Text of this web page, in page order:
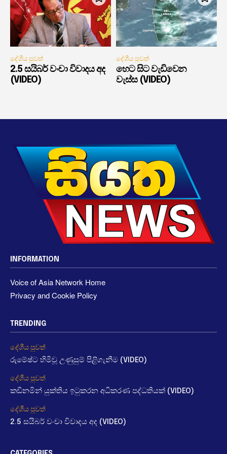
දේශීය පුවත්
2.5 සයිබර් වංචා විවාදය අද
(VIDEO)
දේශීය පුවත්
හෙට සිට වැඩිවෙන
වැස්ස (VIDEO)
INFORMATION
Voice of Asia Network Home
Privacy and Cookie Policy
TRENDING
දේශීය පුවත්
රුමේෂ්ට හිමිවූ උණුසුම් පිළිගැනීම (VIDEO)
දේශීය පුවත්
කඩිනමින් යුක්තිය ඉටුකරන අධිකරණ පද්ධතියක් (VIDEO)
දේශීය පුවත්
2.5 සයිබර් වංචා විවාදය අද (VIDEO)